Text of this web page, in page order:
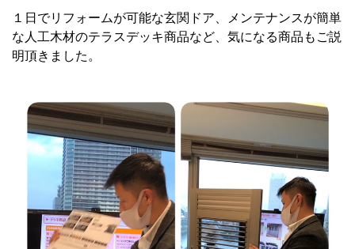
１日でリフォームが可能な玄関ドア、メンテナンスが簡単
な人工木材のテラスデッキ商品など、気になる商品もご説
明頂きました。